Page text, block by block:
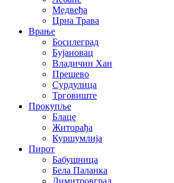
Медвеђа
Црна Трава
Врање
Босилеград
Бујановац
Владичин Хан
Прешево
Сурдулица
Трговиште
Прокупље
Блаце
Житорађа
Куршумлија
Пирот
Бабушница
Бела Паланка
Димитровград